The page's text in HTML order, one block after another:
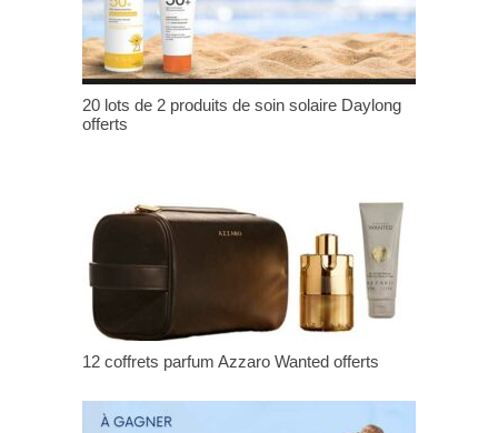
20 lots de 2 produits de soin solaire Daylong
offerts
12 coffrets parfum Azzaro Wanted offerts